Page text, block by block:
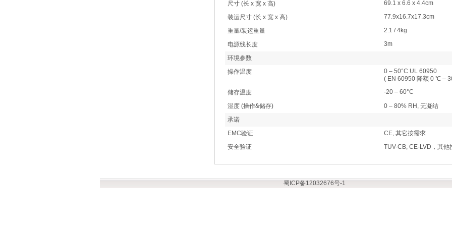
尺寸 (长 x 宽 x 高)
69.1 x 6.6 x 4.4cm
装运尺寸 (长 x 宽 x 高)
77.9x16.7x17.3cm
重量/装运重量
2.1 / 4kg
电源线长度
3m
环境参数
操作温度
0 – 50°C UL 60950
( EN 60950 降额 0 ℃ –
储存温度
-20 – 60°C
湿度 (操作&储存)
0 – 80% RH, 无凝结
承诺
EMC验证
CE, 其它按需求
安全验证
TUV-CB, CE-LVD，其他
蜀ICP备12032676号-1